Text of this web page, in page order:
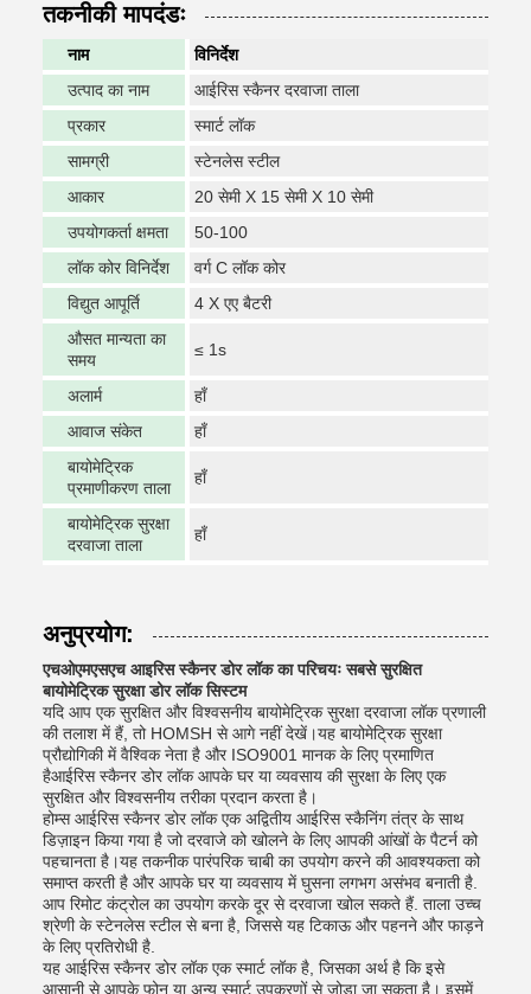
तकनीकी मापदंडः
नाम
विनिर्देश
उत्पाद का नाम
आईरिस स्कैनर दरवाजा ताला
प्रकार
स्मार्ट लॉक
सामग्री
स्टेनलेस स्टील
आकार
20 सेमी X 15 सेमी X 10 सेमी
उपयोगकर्ता क्षमता
50-100
लॉक कोर विनिर्देश
वर्ग C लॉक कोर
विद्युत आपूर्ति
4 X एए बैटरी
औसत मान्यता का
समय
≤ 1s
अलार्म
हाँ
आवाज संकेत
हाँ
बायोमेट्रिक
प्रमाणीकरण ताला
हाँ
बायोमेट्रिक सुरक्षा
दरवाजा ताला
हाँ
अनुप्रयोग:
एचओएमएसएच आइरिस स्कैनर डोर लॉक का परिचयः सबसे सुरक्षित
बायोमेट्रिक सुरक्षा डोर लॉक सिस्टम
यदि आप एक सुरक्षित और विश्वसनीय बायोमेट्रिक सुरक्षा दरवाजा लॉक प्रणाली
की तलाश में हैं, तो HOMSH से आगे नहीं देखें।यह बायोमेट्रिक सुरक्षा
प्रौद्योगिकी में वैश्विक नेता है और ISO9001 मानक के लिए प्रमाणित
हैआईरिस स्कैनर डोर लॉक आपके घर या व्यवसाय की सुरक्षा के लिए एक
सुरक्षित और विश्वसनीय तरीका प्रदान करता है।
होम्स आईरिस स्कैनर डोर लॉक एक अद्वितीय आईरिस स्कैनिंग तंत्र के साथ
डिज़ाइन किया गया है जो दरवाजे को खोलने के लिए आपकी आंखों के पैटर्न को
पहचानता है।यह तकनीक पारंपरिक चाबी का उपयोग करने की आवश्यकता को
समाप्त करती है और आपके घर या व्यवसाय में घुसना लगभग असंभव बनाती है.
आप रिमोट कंट्रोल का उपयोग करके दूर से दरवाजा खोल सकते हैं. ताला उच्च
श्रेणी के स्टेनलेस स्टील से बना है, जिससे यह टिकाऊ और पहनने और फाड़ने
के लिए प्रतिरोधी है.
यह आईरिस स्कैनर डोर लॉक एक स्मार्ट लॉक है, जिसका अर्थ है कि इसे
आसानी से आपके फोन या अन्य स्मार्ट उपकरणों से जोड़ा जा सकता है। इसमें